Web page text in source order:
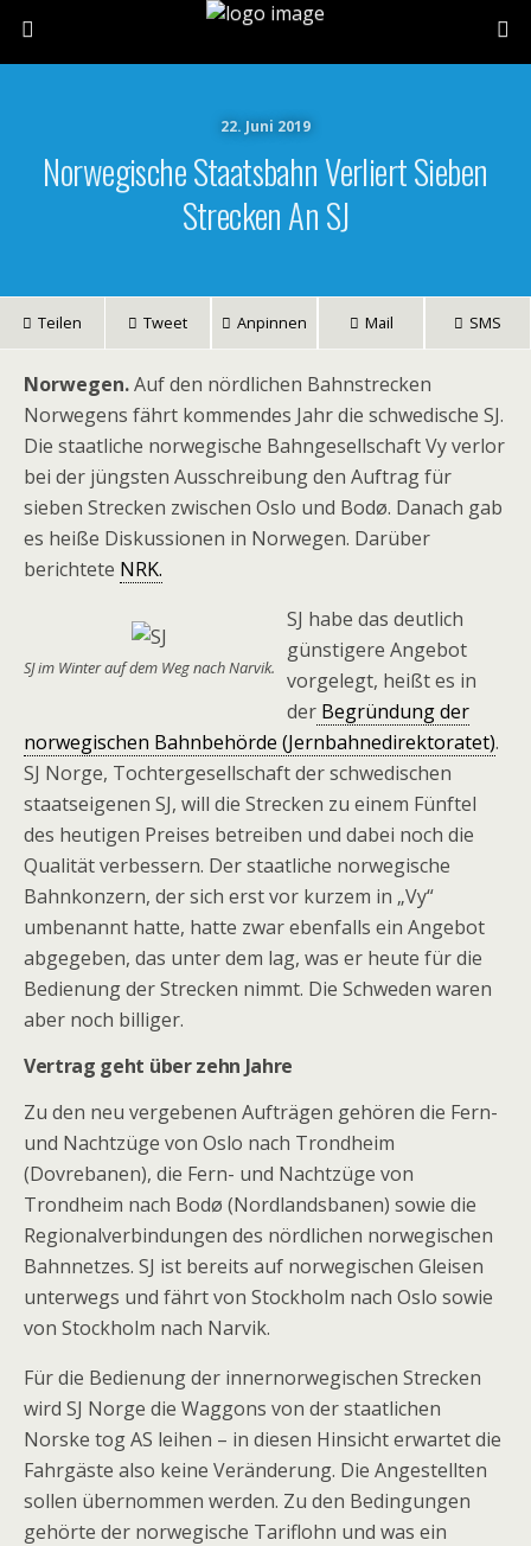
22. Juni 2019
Norwegische Staatsbahn Verliert Sieben
Strecken An SJ
Teilen Tweet Anpinnen Mail SMS
Norwegen.Auf den nördlichen Bahnstrecken
Norwegens fährt kommendes Jahr die schwedische SJ.
Die staatliche norwegische Bahngesellschaft Vy verlor
bei der jüngsten Ausschreibung den Auftrag für
sieben Strecken zwischen Oslo und Bodø. Danach gab
es heiße Diskussionen in Norwegen. Darüber
berichtete NRK.
SJ im Winter auf dem Weg nach Narvik.
SJ habe das deutlich
günstigere Angebot
vorgelegt, heißt es in
der Begründung der
norwegischen Bahnbehörde (Jernbahnedirektoratet).
SJ Norge, Tochtergesellschaft der schwedischen
staatseigenen SJ, will die Strecken zu einem Fünftel
des heutigen Preises betreiben und dabei noch die
Qualität verbessern. Der staatliche norwegische
Bahnkonzern, der sich erst vor kurzem in „Vy“
umbenannt hatte, hatte zwar ebenfalls ein Angebot
abgegeben, das unter dem lag, was er heute für die
Bedienung der Strecken nimmt. Die Schweden waren
aber noch billiger.
Vertrag geht über zehn Jahre
Zu den neu vergebenen Aufträgen gehören die Fern-
und Nachtzüge von Oslo nach Trondheim
(Dovrebanen), die Fern- und Nachtzüge von
Trondheim nach Bodø (Nordlandsbanen) sowie die
Regionalverbindungen des nördlichen norwegischen
Bahnnetzes. SJ ist bereits auf norwegischen Gleisen
unterwegs und fährt von Stockholm nach Oslo sowie
von Stockholm nach Narvik.
Für die Bedienung der innernorwegischen Strecken
wird SJ Norge die Waggons von der staatlichen
Norske tog AS leihen – in diesen Hinsicht erwartet die
Fahrgäste also keine Veränderung. Die Angestellten
sollen übernommen werden. Zu den Bedingungen
gehörte der norwegische Tariflohn und was ein